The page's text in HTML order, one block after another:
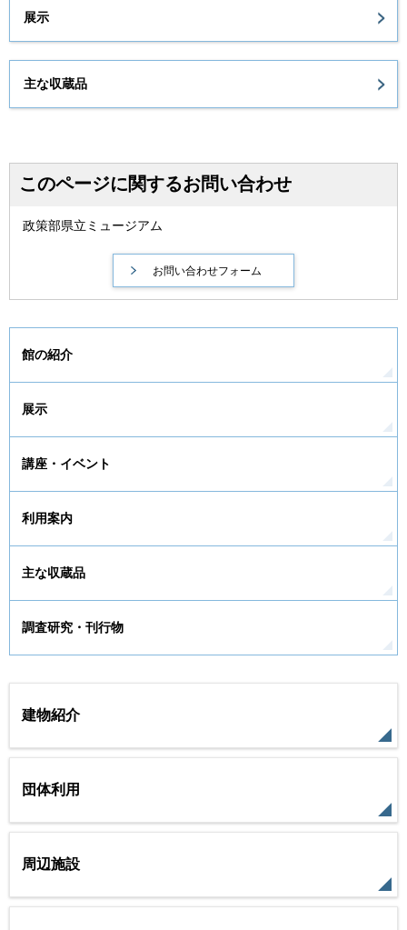
展示
主な収蔵品
このページに関するお問い合わせ
政策部県立ミュージアム
館の紹介
展示
講座・イベント
利用案内
主な収蔵品
調査研究・刊行物
建物紹介
団体利用
周辺施設